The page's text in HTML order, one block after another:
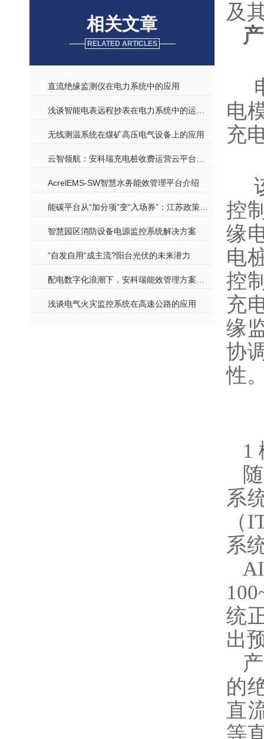
相关文章
RELATED ARTICLES
直流绝缘监测仪在电力系统中的应用
无线测温系统在煤矿高压电气设备上的应用
AcrelEMS-SW智慧水务能效管理平台介绍
智慧园区消防设备电源监控系统解决方案
“自发自用“成主流?阳台光伏的未来潜力
浅谈电气火灾监控系统在高速公路的应用
及
电
充
控
缘
电
控
充
缘
协
性
1
系
（
系
统
出
的
直
等